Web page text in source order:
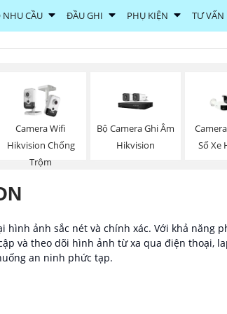
NHU CẦU ĐẦU GHI PHỤ KIỆN TƯ VẤN
Camera Wifi
Hikvision Chống
Trộm
Bộ Camera Ghi Âm
Hikvision
Số Xe
hình ảnh sắc nét và chính xác. Với khả năng
và theo dõi hình ảnh từ xa qua điện thoại,
an ninh phức tạp.